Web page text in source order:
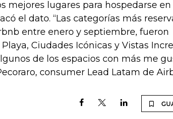
mejores lugares para hospedarse en
el dato. “Las categorías más
entre enero y septiembre, fueron
Ciudades Icónicas y Vistas
de los espacios con más me
consumer Lead Latam de